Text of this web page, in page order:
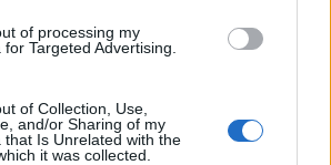
of processing my
Targeted Advertising.
of Collection, Use,
and/or Sharing of my
that Is Unrelated with the
it was collected.
y la preparación mental, así
de adaptarse a las
del torneo. ¿Quién no ha
en el último minuto?